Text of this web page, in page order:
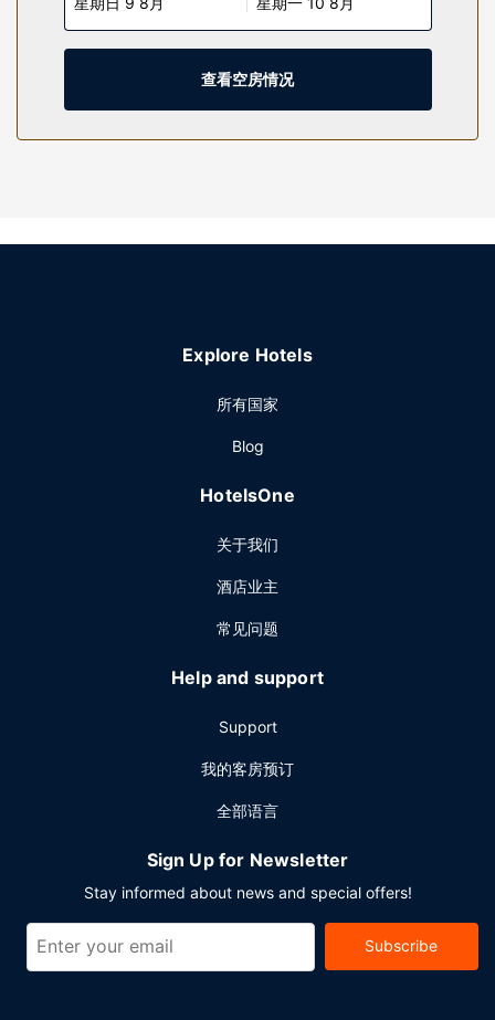
物业设施
您可充分利用健身中心等度假设施，此外还有免费 WiFi和宴会
厅等。借助运行范围达 5 英里 的免费区内班车，您可方便前往
尺）的空间，包括会议场地和会议室。
查看空房情况
Explore Hotels
所有国家
Blog
HotelsOne
关于我们
酒店业主
常见问题
Help and support
Support
我的客房预订
全部语言
Sign Up for Newsletter
Stay informed about news and special offers!
Subscribe